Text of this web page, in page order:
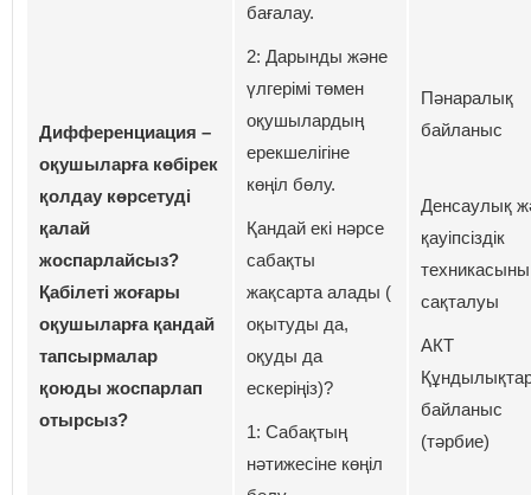
Дифференциация –
оқушыларға көбірек
қолдау көрсетуді
қалай
жоспарлайсыз?
Қабілеті жоғары
оқушыларға қандай
тапсырмалар
қоюды жоспарлап
отырсыз?
бағалау.
2: Дарынды және
үлгерімі төмен
оқушылардың
ерекшелігіне
көңіл бөлу.
Қандай екі нәрсе
сабақты
жақсарта алады (
оқытуды да,
оқуды да
ескеріңіз)?
1: Сабақтың
нәтижесіне көңіл
Пәнаралық
байланыс
Денсаулық
қауіпсіздік
сақталуы
АКТ
байланыс
(тәрбие)